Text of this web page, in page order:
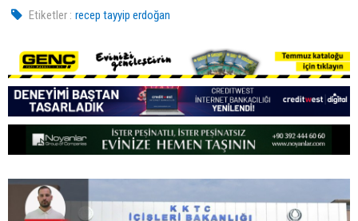
Etiketler : recep tayyip erdoğan